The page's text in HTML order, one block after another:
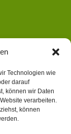
Technologien wie
darauf
können wir Daten
verarbeiten.
können